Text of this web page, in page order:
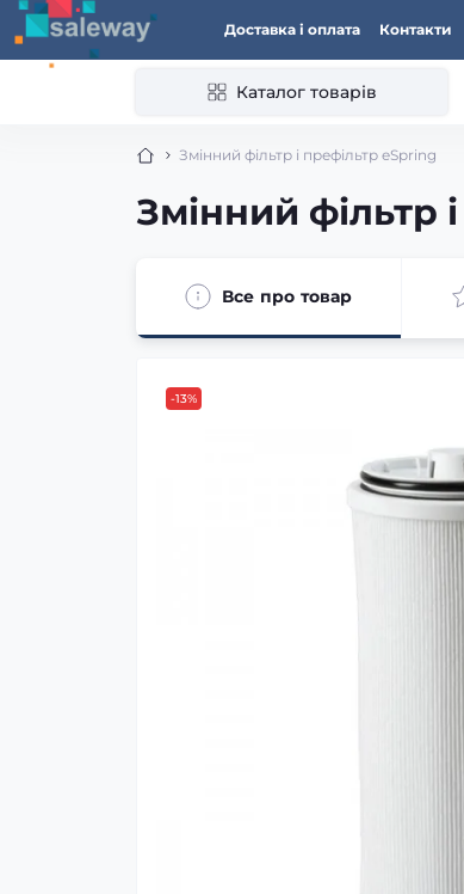
Доставка і оплата Контакти
Каталог товарів
Змінний фільтр і префільтр eSpring
Змінний фільтр
Все про товар
-13%